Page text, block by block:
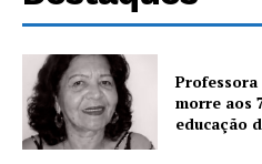
morre aos
educação